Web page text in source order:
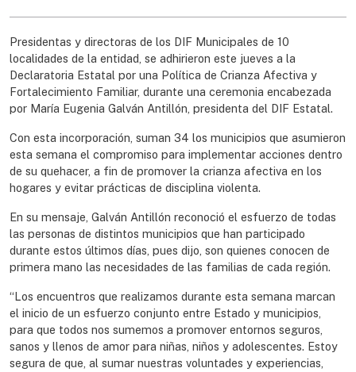
Presidentas y directoras de los DIF Municipales de 10
localidades de la entidad, se adhirieron este jueves a la
Declaratoria Estatal por una Política de Crianza Afectiva y
Fortalecimiento Familiar, durante una ceremonia encabezada
por María Eugenia Galván Antillón, presidenta del DIF Estatal.
Con esta incorporación, suman 34 los municipios que asumieron
esta semana el compromiso para implementar acciones dentro
de su quehacer, a fin de promover la crianza afectiva en los
hogares y evitar prácticas de disciplina violenta.
En su mensaje, Galván Antillón reconoció el esfuerzo de todas
las personas de distintos municipios que han participado
durante estos últimos días, pues dijo, son quienes conocen de
primera mano las necesidades de las familias de cada región.
“Los encuentros que realizamos durante esta semana marcan
el inicio de un esfuerzo conjunto entre Estado y municipios,
para que todos nos sumemos a promover entornos seguros,
sanos y llenos de amor para niñas, niños y adolescentes. Estoy
segura de que, al sumar nuestras voluntades y experiencias,